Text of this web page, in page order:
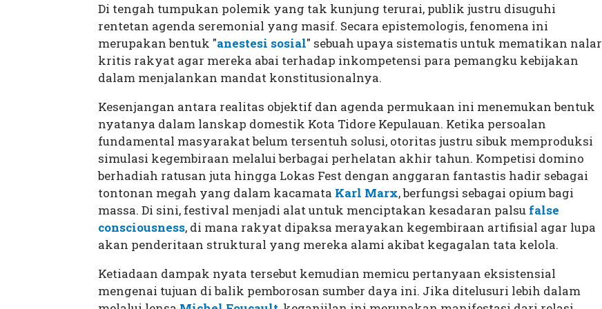
Di tengah tumpukan polemik yang tak kunjung terurai, publik justru disuguhi
rentetan agenda seremonial yang masif. Secara epistemologis, fenomena ini
merupakan bentuk "anestesi sosial" sebuah upaya sistematis untuk mematikan nalar
kritis rakyat agar mereka abai terhadap inkompetensi para pemangku kebijakan
dalam menjalankan mandat konstitusionalnya.
Kesenjangan antara realitas objektif dan agenda permukaan ini menemukan bentuk
nyatanya dalam lanskap domestik Kota Tidore Kepulauan. Ketika persoalan
fundamental masyarakat belum tersentuh solusi, otoritas justru sibuk memproduksi
simulasi kegembiraan melalui berbagai perhelatan akhir tahun. Kompetisi domino
berhadiah ratusan juta hingga Lokas Fest dengan anggaran fantastis hadir sebagai
tontonan megah yang dalam kacamata Karl Marx, berfungsi sebagai opium bagi
massa. Di sini, festival menjadi alat untuk menciptakan kesadaran palsu false
consciousness, di mana rakyat dipaksa merayakan kegembiraan artifisial agar lupa
akan penderitaan struktural yang mereka alami akibat kegagalan tata kelola.
Ketiadaan dampak nyata tersebut kemudian memicu pertanyaan eksistensial
mengenai tujuan di balik pemborosan sumber daya ini. Jika ditelusuri lebih dalam